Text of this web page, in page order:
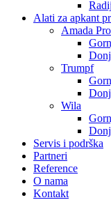
Alati za apkant
Amada
Trumpf
Wila
Servis i podrška
Partneri
Reference
O nama
Kontakt